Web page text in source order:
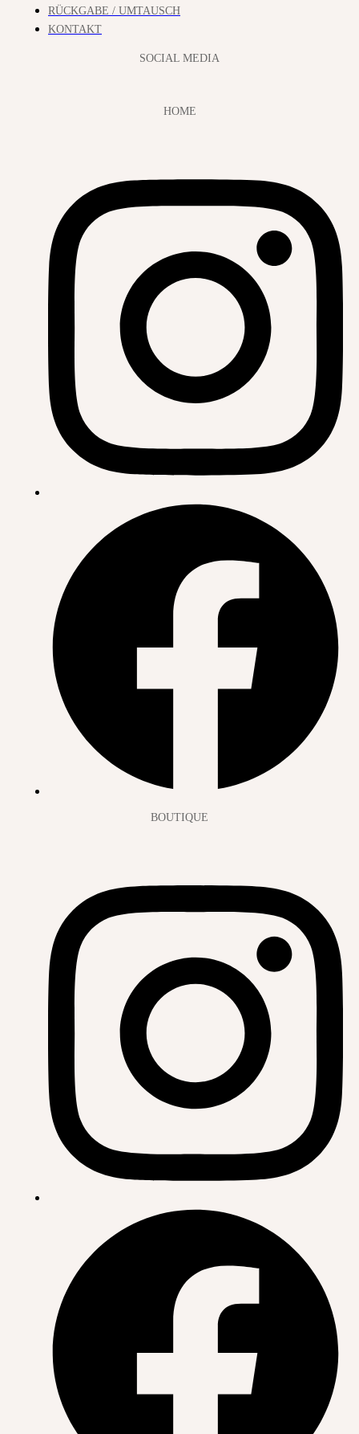
RÜCKGABE / UMTAUSCH
KONTAKT
SOCIAL MEDIA
HOME
BOUTIQUE